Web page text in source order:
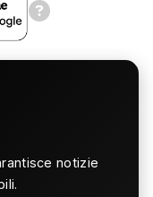
notizie